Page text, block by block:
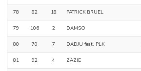
78 82 18 PATRICK BRUEL
79 106 2 DAMSO
80 70 7 DADJU feat. PLK
81 92 4 ZAZIE